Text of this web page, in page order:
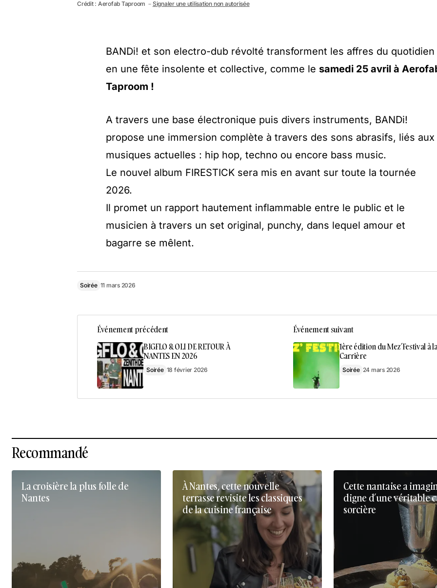
Crédit : Aerofab Taproom － Signaler une utilisation non autorisée
BANDi! et son electro-dub révolté transforment les affres du quotidien
en une fête insolente et collective, comme le samedi 25 avril à
Taproom !
A travers une base électronique puis divers instruments, BANDi!
propose une immersion complète à travers des sons abrasifs, liés aux
musiques actuelles : hip hop, techno ou encore bass music.
Le nouvel album FIRESTICK sera mis en avant sur toute la tournée
2026.
Il promet un rapport hautement inflammable entre le public et le
musicien à travers un set original, punchy, dans lequel amour et
bagarre se mêlent.
Soirée 11 mars 2026
Événement précédent
BIGFLO & OLI DE RETOUR À
NANTES EN 2026
Soirée 18 février 2026
Événement suivant
1ère édition du Mez’Festival à
Carrière
Soirée 24 mars 2026
Recommandé
La croisière la plus folle de
Nantes
À Nantes, cette nouvelle
terrasse revisite les classiques
de la cuisine française
Cette nantaise a
digne d’une véritable
sorcière